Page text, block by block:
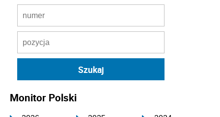
Monitor Polski